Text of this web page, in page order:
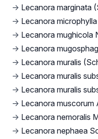
→ Lecanora marginata
→ Lecanora
→ Lecanora mughicola
→ Lecanora
→ Lecanora muralis
→ Lecanora muralis
→ Lecanora muralis
→ Lecanora muscorum
→ Lecanora nemoralis
→ Lecanora nephaea